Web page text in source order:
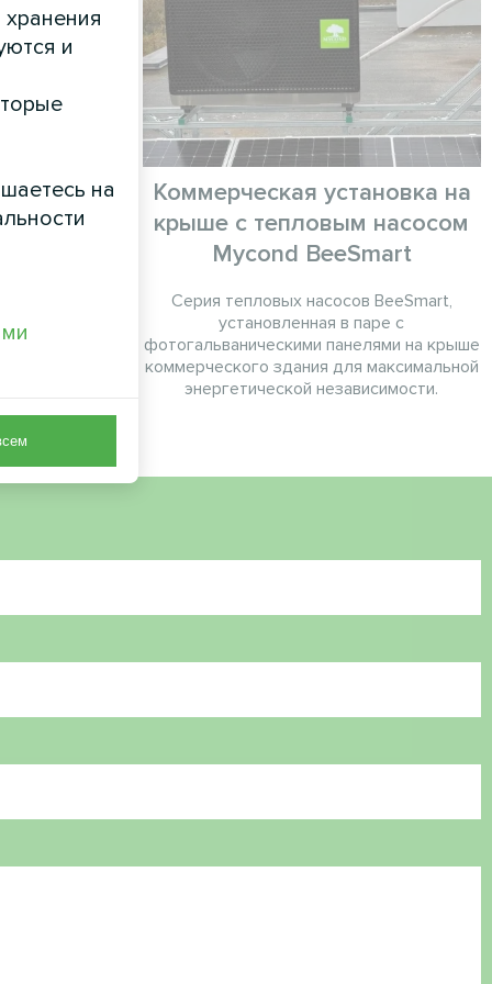
Коммерческая установка на
крыше с тепловым насосом
Mycond BeeSmart
Серия тепловых насосов BeeSmart,
установленная в паре с
фотогальваническими панелями на крыше
коммерческого здания для максимальной
энергетической независимости.
и
на